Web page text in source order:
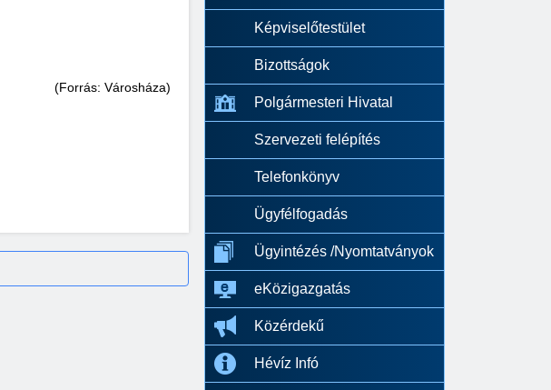
(Forrás: Városháza)
Képviselőtestület
Bizottságok
Polgármesteri Hivatal
Szervezeti felépítés
Telefonkönyv
Ügyfélfogadás
Ügyintézés /Nyomtatványok
eKözigazgatás
Közérdekű
Hévíz Infó